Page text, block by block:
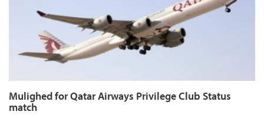
Mulighed for Qatar Airways Privilege Club Status
match